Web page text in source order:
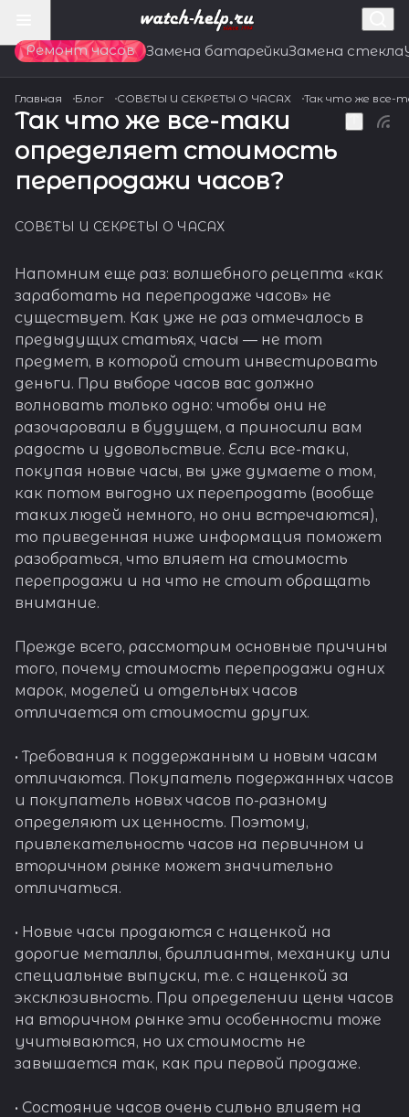
Ремонт часов Замена батарейкиЗамена стекла
Главная Блог СОВЕТЫ И СЕКРЕТЫ О ЧАСАХ Так что же все-
Так что же все-таки
определяет стоимость
перепродажи часов?
СОВЕТЫ И СЕКРЕТЫ О ЧАСАХ
Напомним еще раз: волшебного рецепта «как
заработать на перепродаже часов» не
существует. Как уже не раз отмечалось в
предыдущих статьях, часы — не тот
предмет, в которой стоит инвестировать
деньги. При выборе часов вас должно
волновать только одно: чтобы они не
разочаровали в будущем, а приносили вам
радость и удовольствие. Если все-таки,
покупая новые часы, вы уже думаете о том,
как потом выгодно их перепродать (вообще
таких людей немного, но они встречаются),
то приведенная ниже информация поможет
разобраться, что влияет на стоимость
перепродажи и на что не стоит обращать
внимание.
Прежде всего, рассмотрим основные причины
того, почему стоимость перепродажи одних
марок, моделей и отдельных часов
отличается от стоимости других.
• Требования к поддержанным и новым часам
отличаются. Покупатель подержанных часов
и покупатель новых часов по-разному
определяют их ценность. Поэтому,
привлекательность часов на первичном и
вторичном рынке может значительно
отличаться.
• Новые часы продаются с наценкой на
дорогие металлы, бриллианты, механику или
специальные выпуски, т.е. с наценкой за
эксклюзивность. При определении цены часов
на вторичном рынке эти особенности тоже
учитываются, но их стоимость не
завышается так, как при первой продаже.
• Состояние часов очень сильно влияет на